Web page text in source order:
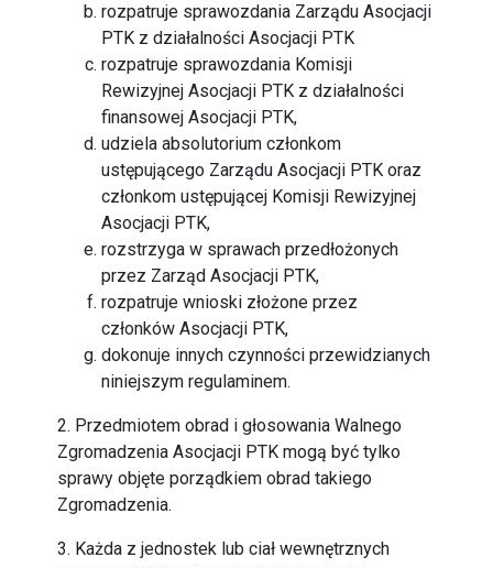
rozpatruje sprawozdania Zarządu Asocjacji
PTK z działalności Asocjacji PTK
rozpatruje sprawozdania Komisji
Rewizyjnej Asocjacji PTK z działalności
finansowej Asocjacji PTK,
udziela absolutorium członkom
ustępującego Zarządu Asocjacji PTK oraz
członkom ustępującej Komisji Rewizyjnej
Asocjacji PTK,
rozstrzyga w sprawach przedłożonych
przez Zarząd Asocjacji PTK,
rozpatruje wnioski złożone przez
członków Asocjacji PTK,
dokonuje innych czynności przewidzianych
niniejszym regulaminem.
2. Przedmiotem obrad i głosowania Walnego
Zgromadzenia Asocjacji PTK mogą być tylko
sprawy objęte porządkiem obrad takiego
Zgromadzenia.
3. Każda z jednostek lub ciał wewnętrznych